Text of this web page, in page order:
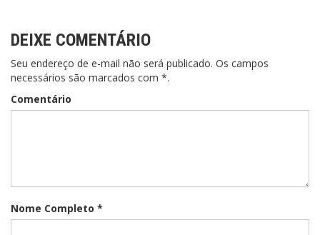
DEIXE COMENTÁRIO
Seu endereço de e-mail não será publicado. Os campos
necessários são marcados com *.
Comentário
Nome Completo *